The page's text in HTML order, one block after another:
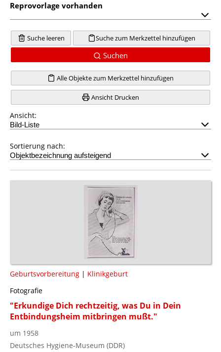
Reprovorlage vorhanden
Suche leeren Suche zum Merkzettel hinzufügen
Suchen
Alle Objekte zum Merkzettel hinzufügen
Ansicht Drucken
Ansicht:
Sortierung nach:
Geburtsvorbereitung | Klinikgeburt
Fotografie
"Erkundige Dich rechtzeitig, was Du in Dein
Entbindungsheim mitbringen mußt."
um 1958
Deutsches Hygiene-Museum (DDR)